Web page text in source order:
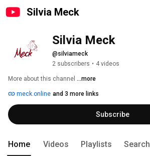
Silvia Meck
Silvia Meck
@silviameck
2 subscribers • 4 videos
More about this channel ...more
meck.online and 3 more links
Subscribe
Home Videos Playlists Search